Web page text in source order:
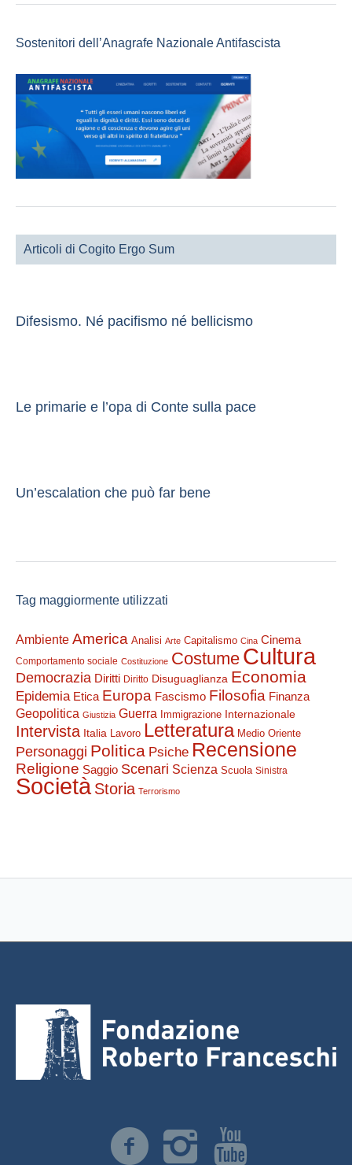
Sostenitori dell’Anagrafe Nazionale Antifascista
Articoli di Cogito Ergo Sum
Difesismo. Né pacifismo né bellicismo
Le primarie e l’opa di Conte sulla pace
Un’escalation che può far bene
Tag maggiormente utilizzati
Ambiente America Analisi Arte Capitalismo Cina Cinema
Comportamento sociale Costituzione Costume Cultura
Democrazia Diritti Diritto Disuguaglianza Economia
Epidemia Etica Europa Fascismo Filosofia Finanza
Geopolitica Giustizia Guerra Immigrazione Internazionale
Intervista Italia Lavoro Letteratura Medio Oriente
Personaggi Politica Psiche Recensione
Religione Saggio Scenari Scienza Scuola Sinistra
Società Storia Terrorismo